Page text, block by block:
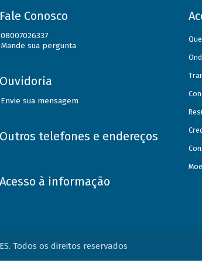
Fale Conosco
08007026337
Mande sua pergunta
Ouvidoria
Envie sua mensagem
Outros telefones e endereços
Acesso à informação
Todos os direitos reservados